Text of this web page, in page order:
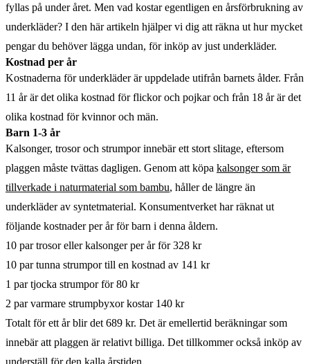
fyllas på under året. Men vad kostar egentligen en årsförbrukning av
underkläder? I den här artikeln hjälper vi dig att räkna ut hur mycket
pengar du behöver lägga undan, för inköp av just underkläder.
Kostnad per år
Kostnaderna för underkläder är uppdelade utifrån barnets ålder. Från
11 år är det olika kostnad för flickor och pojkar och från 18 år är det
olika kostnad för kvinnor och män.
Barn 1-3 år
Kalsonger, trosor och strumpor innebär ett stort slitage, eftersom
plaggen måste tvättas dagligen. Genom att köpa kalsonger som är
tillverkade i naturmaterial som bambu, håller de längre än
underkläder av syntetmaterial. Konsumentverket har räknat ut
följande kostnader per år för barn i denna åldern.
10 par trosor eller kalsonger per år för 328 kr
10 par tunna strumpor till en kostnad av 141 kr
1 par tjocka strumpor för 80 kr
2 par varmare strumpbyxor kostar 140 kr
Totalt för ett år blir det 689 kr. Det är emellertid beräkningar som
innebär att plaggen är relativt billiga. Det tillkommer också inköp av
underställ för den kalla årstiden.